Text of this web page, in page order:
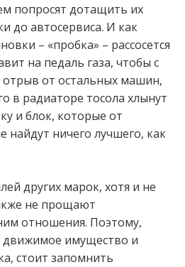
попросят дотащить их
до автосервиса. И как
– «пробка» – рассосется
на педаль газа, чтобы с
отрыв от остальных машин,
в радиаторе тосола хлынут
и блок, которые от
найдут ничего лучшего, как
других марок, хотя и не
не прощают
отношения. Поэтому,
движимое имущество и
стоит запомнить